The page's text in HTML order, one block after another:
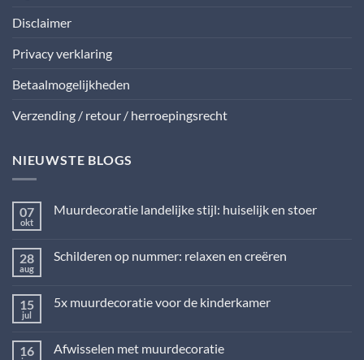
Disclaimer
Privacy verklaring
Betaalmogelijkheden
Verzending / retour / herroepingsrecht
NIEUWSTE BLOGS
07
okt
Muurdecoratie landelijke stijl: huiselijk en stoer
Muurdecoratie
en
stoer
28
aug
Schilderen op nummer: relaxen en creëren
Schilderen
en
creëren
15
jul
5x muurdecoratie voor de kinderkamer
5x
16 Afwisselen met muurdecoratie